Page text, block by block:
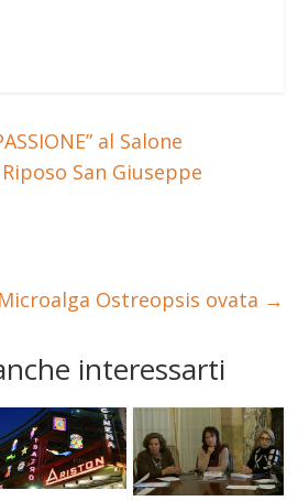
al Salone
San Giuseppe
Microalga Ostreopsis ovata →
interessarti